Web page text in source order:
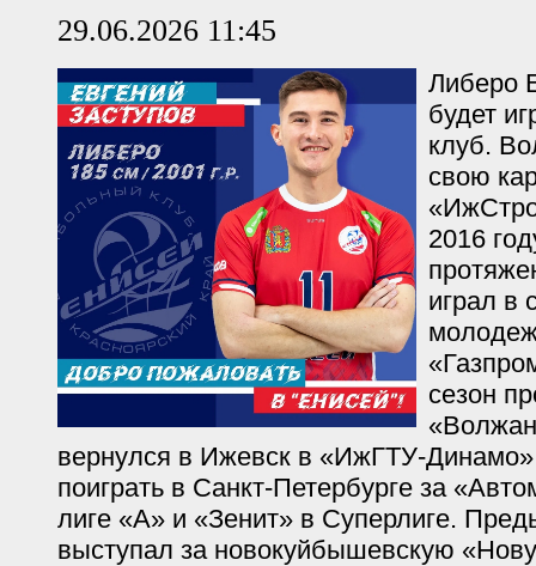
29.06.2026 11:45
Либеро
будет
клуб.
свою
2016
играл в
сезон
вернулся в Ижевск в «ИжГТУ-
поиграть в Санкт-Петербурге за
лиге «А» и «Зенит» в Суперлиге.
выступал за новокуйбышевскую